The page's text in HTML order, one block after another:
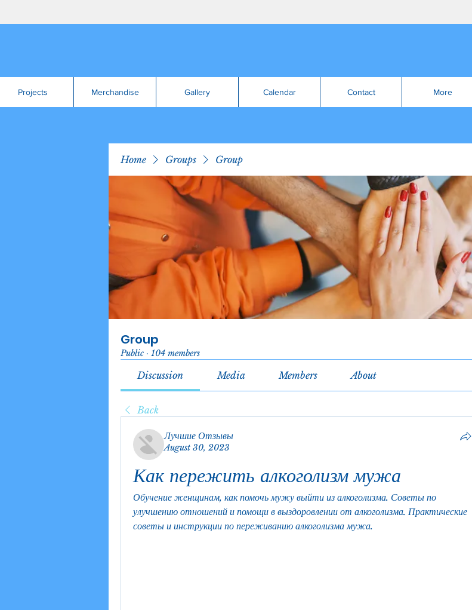
Projects Merchandise Gallery Calendar Contact More
Home Groups Group
Group
Public · 104 members
Discussion Media Members About
Back
Лучшие Отзывы
August 30, 2023
Как пережить алкоголизм мужа
Обучение женщинам, как помочь мужу выйти из алкоголизма. Советы по
улучшению отношений и помощи в выздоровлении от алкоголизма. Практические
советы и инструкции по переживанию алкоголизма мужа.